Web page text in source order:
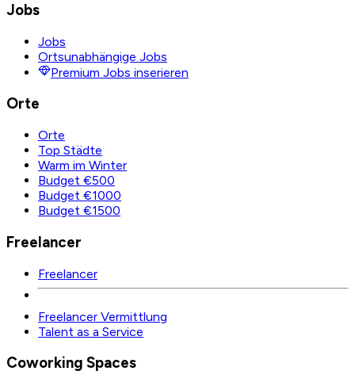
Jobs
Jobs
Ortsunabhängige Jobs
Premium Jobs inserieren
Orte
Orte
Top Städte
Warm im Winter
Budget €500
Budget €1000
Budget €1500
Freelancer
Freelancer
Freelancer Vermittlung
Talent as a Service
Coworking Spaces